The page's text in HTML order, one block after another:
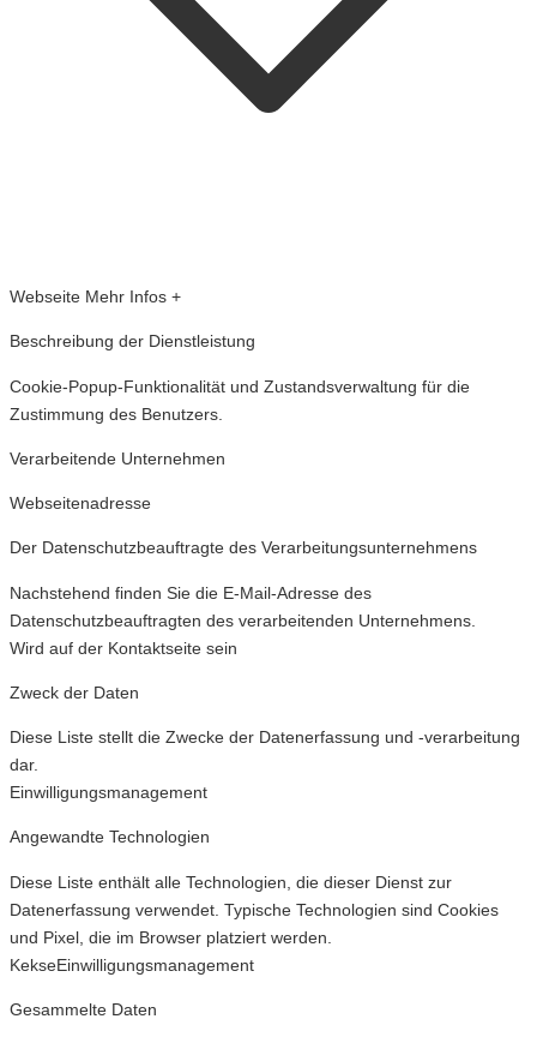
Webseite Mehr Infos +
Beschreibung der Dienstleistung
Cookie-Popup-Funktionalität und Zustandsverwaltung für die
Zustimmung des Benutzers.
Verarbeitende Unternehmen
Webseitenadresse
Der Datenschutzbeauftragte des Verarbeitungsunternehmens
Nachstehend finden Sie die E-Mail-Adresse des
Datenschutzbeauftragten des verarbeitenden Unternehmens.
Wird auf der Kontaktseite sein
Zweck der Daten
Diese Liste stellt die Zwecke der Datenerfassung und -verarbeitung
dar.
Einwilligungsmanagement
Angewandte Technologien
Diese Liste enthält alle Technologien, die dieser Dienst zur
Datenerfassung verwendet. Typische Technologien sind Cookies
und Pixel, die im Browser platziert werden.
KekseEinwilligungsmanagement
Gesammelte Daten